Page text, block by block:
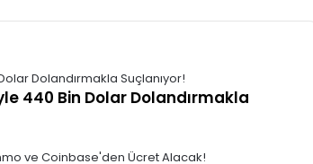
440 Bin Dolar Dolandırmakla